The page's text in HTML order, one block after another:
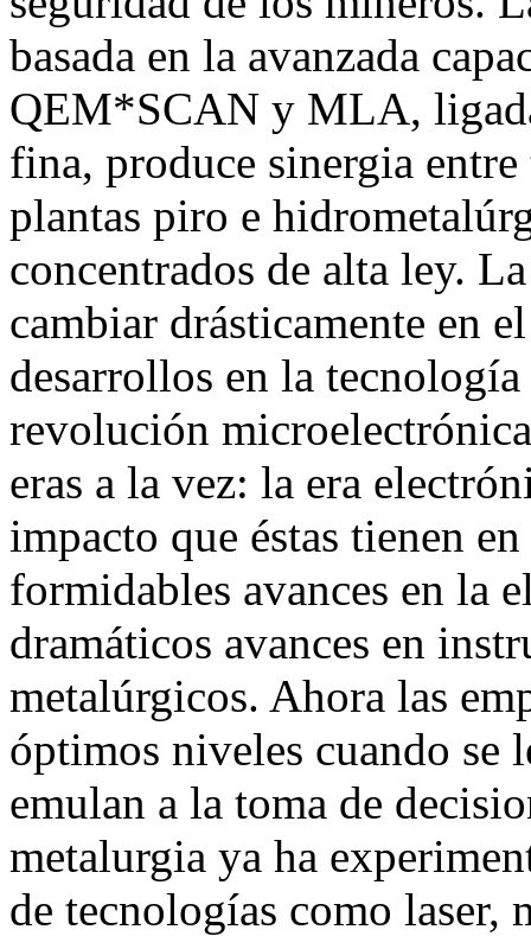
basada en la avanzada
QEM*SCAN y MLA,
fina, produce sinergia
plantas piro e
concentrados de alta ley.
cambiar drásticamente en
desarrollos en la
revolución
eras a la vez: la era
impacto que éstas tienen
formidables avances en la
dramáticos avances en
metalúrgicos. Ahora las
óptimos niveles cuando se
emulan a la toma de
metalurgia ya ha
de tecnologías como